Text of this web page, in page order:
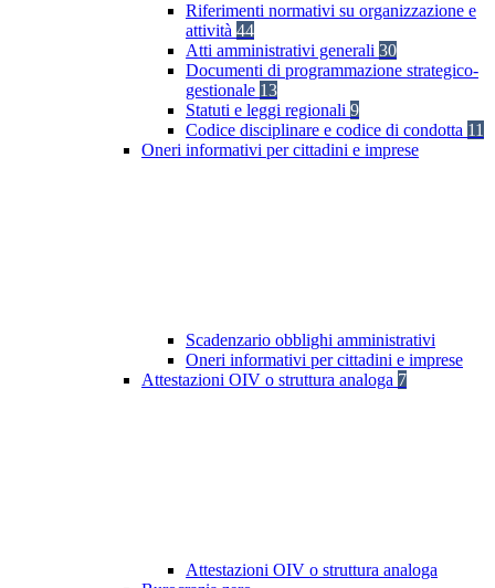
Riferimenti normativi su organizzazione e
attività 44
Atti amministrativi generali 30
Documenti di programmazione strategico-
gestionale 13
Statuti e leggi regionali 9
Codice disciplinare e codice di condotta 11
Oneri informativi per cittadini e imprese
Scadenzario obblighi amministrativi
Oneri informativi per cittadini e imprese
Attestazioni OIV o struttura analoga 7
Attestazioni OIV o struttura analoga